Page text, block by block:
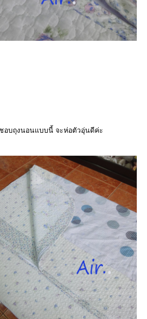
อบถุงนอนแบบนี้ จะห่อตัวอุ่นดีค่ะ